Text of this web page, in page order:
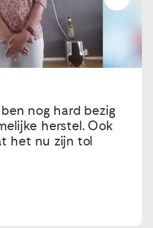
nog hard bezig
herstel. Ook
het nu zijn tol